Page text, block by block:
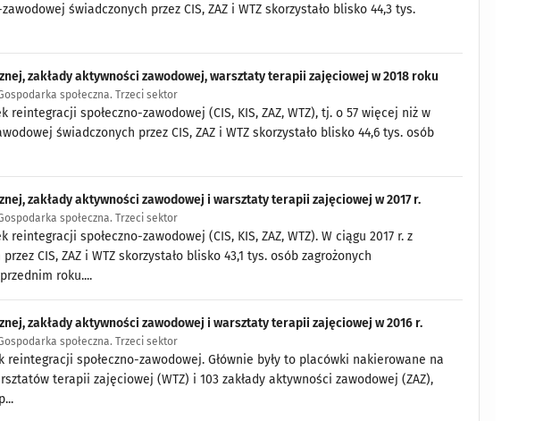
świadczonych przez CIS, ZAZ i WTZ skorzystało blisko 44,3 tys.
zakłady aktywności zawodowej, warsztaty terapii zajęciowej w 2018 roku
społeczna. Trzeci sektor
reintegracji społeczno-zawodowej (CIS, KIS, ZAZ, WTZ), tj. o 57 więcej niż w
świadczonych przez CIS, ZAZ i WTZ skorzystało blisko 44,6 tys. osób
zakłady aktywności zawodowej i warsztaty terapii zajęciowej w 2017 r.
społeczna. Trzeci sektor
reintegracji społeczno-zawodowej (CIS, KIS, ZAZ, WTZ). W ciągu 2017 r. z
CIS, ZAZ i WTZ skorzystało blisko 43,1 tys. osób zagrożonych
roku....
zakłady aktywności zawodowej i warsztaty terapii zajęciowej w 2016 r.
społeczna. Trzeci sektor
reintegracji społeczno-zawodowej. Głównie były to placówki nakierowane na
terapii zajęciowej (WTZ) i 103 zakłady aktywności zawodowej (ZAZ),